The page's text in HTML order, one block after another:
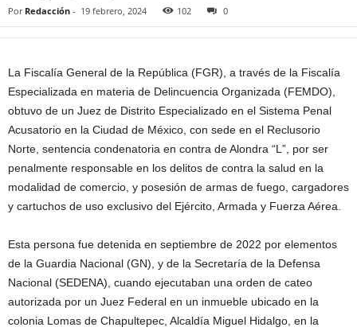
Por Redacción - 19 febrero, 2024 102 0
La Fiscalía General de la República (FGR), a través de la Fiscalía
Especializada en materia de Delincuencia Organizada (FEMDO),
obtuvo de un Juez de Distrito Especializado en el Sistema Penal
Acusatorio en la Ciudad de México, con sede en el Reclusorio
Norte, sentencia condenatoria en contra de Alondra “L”, por ser
penalmente responsable en los delitos de contra la salud en la
modalidad de comercio, y posesión de armas de fuego, cargadores
y cartuchos de uso exclusivo del Ejército, Armada y Fuerza Aérea.
Esta persona fue detenida en septiembre de 2022 por elementos
de la Guardia Nacional (GN), y de la Secretaría de la Defensa
Nacional (SEDENA), cuando ejecutaban una orden de cateo
autorizada por un Juez Federal en un inmueble ubicado en la
colonia Lomas de Chapultepec, Alcaldía Miguel Hidalgo, en la